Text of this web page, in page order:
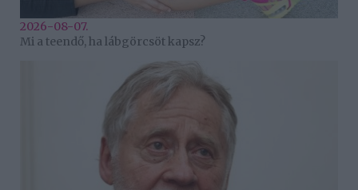
2026-08-07.
Mi a teendő, ha lábgörcsöt kapsz?